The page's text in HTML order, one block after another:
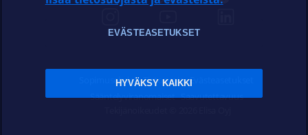
Sopimusehdot Tietosuoja Evästeasetukset
Sääntelyviranomaiset Saavutettavuus
EVÄSTEASETUKSET
HYVÄKSY KAIKKI